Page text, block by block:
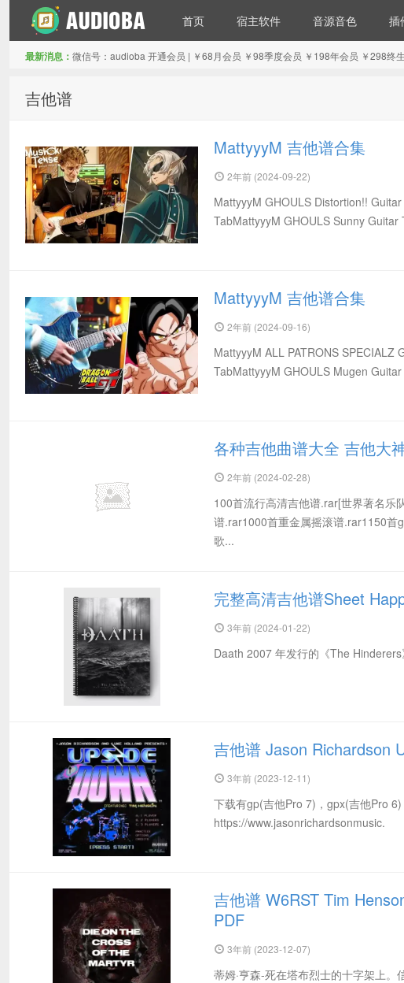
首页 宿主软件 音源音色 插
最新消息： 微信号：audioba 开通会员 | ￥68月会员 ￥98季度会员 ￥198年会员 ￥298终
吉他谱
MattyyyM 吉他谱合集
2年前 (2024-09-22)
MattyyyM GHOULS Distortion!!
TabMattyyyM GHOULS Sunny Guitar
MattyyyM 吉他谱合集
2年前 (2024-09-16)
MattyyyM ALL PATRONS SPECIALZ
TabMattyyyM GHOULS Mugen Guitar
各种吉他曲谱大全 吉他大
2年前 (2024-02-28)
100首流行高清吉他谱.rar[世界著名乐
谱.rar1000首重金属摇滚谱.rar1150首
歌...
完整高清吉他谱Sheet
3年前 (2024-01-22)
Daath 2007 年发行的《The
吉他谱 Jason Richardson
3年前 (2023-12-11)
下载有gp(吉他Pro 7)，gpx(吉他Pro
https://www.jasonrichardsonmusic.
吉他谱 W6RST Tim
PDF
3年前 (2023-12-07)
蒂姆·亨森-死在塔布烈士的十字架上